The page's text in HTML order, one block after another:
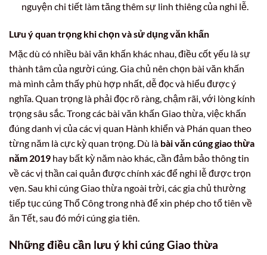
nguyện chi tiết làm tăng thêm sự linh thiêng của nghi lễ.
Lưu ý quan trọng khi chọn và sử dụng văn khấn
Mặc dù có nhiều bài văn khấn khác nhau, điều cốt yếu là sự
thành tâm của người cúng. Gia chủ nên chọn bài văn khấn
mà mình cảm thấy phù hợp nhất, dễ đọc và hiểu được ý
nghĩa. Quan trọng là phải đọc rõ ràng, chậm rãi, với lòng kính
trọng sâu sắc. Trong các bài văn khấn Giao thừa, việc khấn
đúng danh vị của các vị quan Hành khiển và Phán quan theo
từng năm là cực kỳ quan trọng. Dù là bài văn cúng giao thừa
năm 2019 hay bất kỳ năm nào khác, cần đảm bảo thông tin
về các vị thần cai quản được chính xác để nghi lễ được trọn
vẹn. Sau khi cúng Giao thừa ngoài trời, các gia chủ thường
tiếp tục cúng Thổ Công trong nhà để xin phép cho tổ tiên về
ăn Tết, sau đó mới cúng gia tiên.
Những điều cần lưu ý khi cúng Giao thừa